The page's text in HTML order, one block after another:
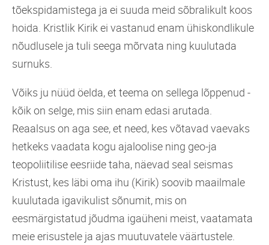
tõekspidamistega ja ei suuda meid sõbralikult koos
hoida. Kristlik Kirik ei vastanud enam ühiskondlikule
nõudlusele ja tuli seega mõrvata ning kuulutada
surnuks.
Võiks ju nüüd öelda, et teema on sellega lõppenud -
kõik on selge, mis siin enam edasi arutada.
Reaalsus on aga see, et need, kes võtavad vaevaks
hetkeks vaadata kogu ajaloolise ning geo-ja
teopoliitilise eesriide taha, näevad seal seismas
Kristust, kes läbi oma ihu (Kirik) soovib maailmale
kuulutada igavikulist sõnumit, mis on
eesmärgistatud jõudma igaüheni meist, vaatamata
meie erisustele ja ajas muutuvatele väärtustele.